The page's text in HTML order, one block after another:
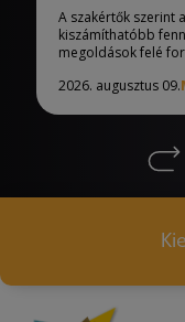
A szakértők szerint
kiszámíthatóbb
megoldások felé
2026. augusztus 09.